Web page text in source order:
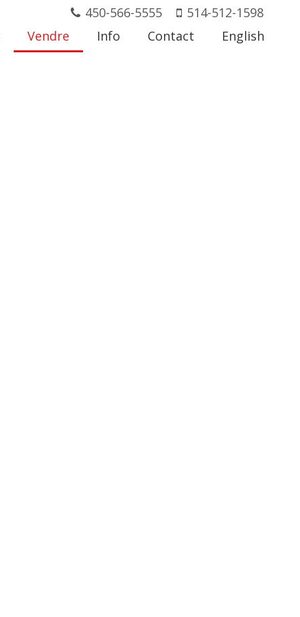
450-566-5555
514-512-1598
Vendre Info Contact English